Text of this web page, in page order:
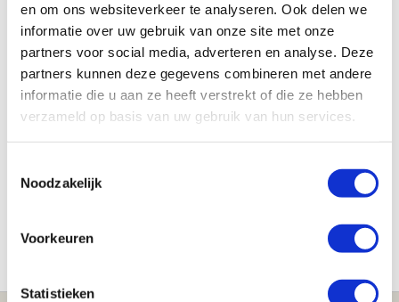
en om ons websiteverkeer te analyseren. Ook delen we
informatie over uw gebruik van onze site met onze
partners voor social media, adverteren en analyse. Deze
partners kunnen deze gegevens combineren met andere
informatie die u aan ze heeft verstrekt of die ze hebben
verzameld op basis van uw gebruik van hun services.
Noodzakelijk
Voorkeuren
Statistieken